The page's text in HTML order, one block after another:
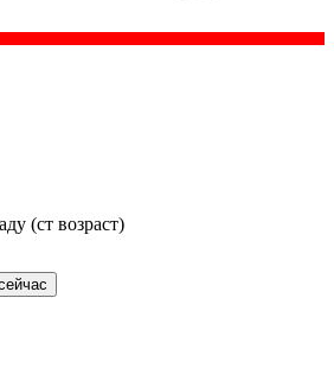
(ст возраст)